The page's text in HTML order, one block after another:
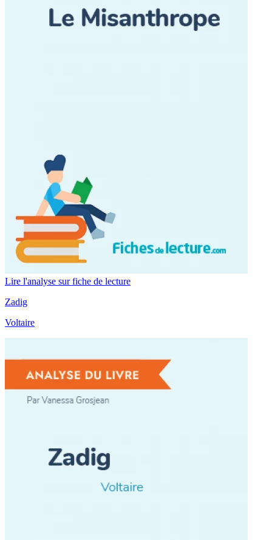
Lire l'analyse sur fiche de lecture
Zadig
Voltaire